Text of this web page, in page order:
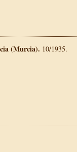
(Murcia). 10/1935.